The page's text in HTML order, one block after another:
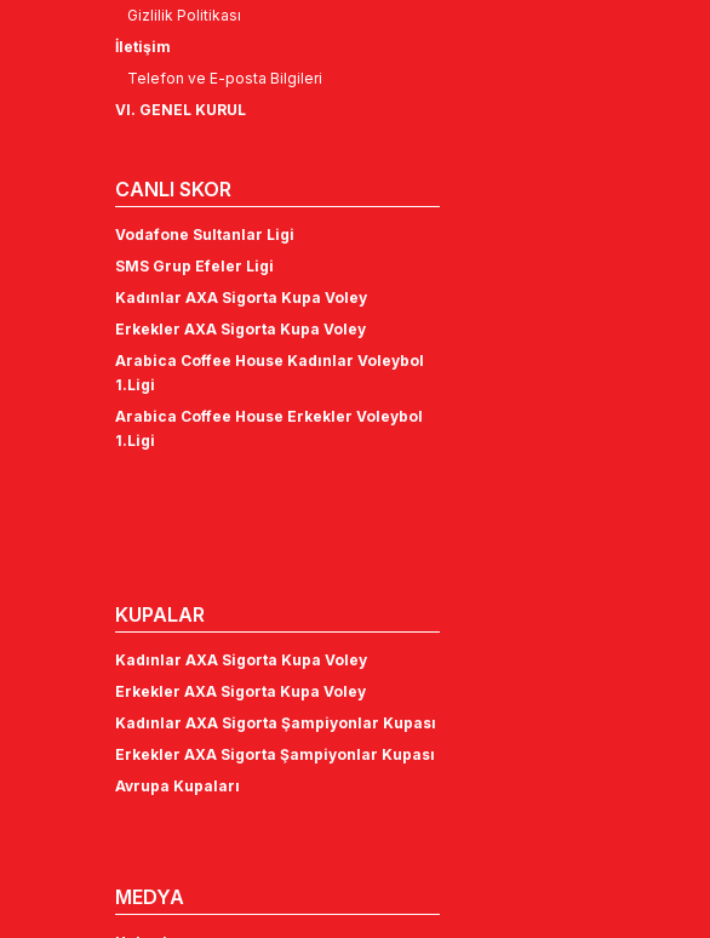
Gizlilik Politikası
İletişim
Telefon ve E-posta Bilgileri
VI. GENEL KURUL
CANLI SKOR
Vodafone Sultanlar Ligi
SMS Grup Efeler Ligi
Kadınlar AXA Sigorta Kupa Voley
Erkekler AXA Sigorta Kupa Voley
Arabica Coffee House Kadınlar Voleybol
1.Ligi
Arabica Coffee House Erkekler Voleybol
1.Ligi
KUPALAR
Kadınlar AXA Sigorta Kupa Voley
Erkekler AXA Sigorta Kupa Voley
Kadınlar AXA Sigorta Şampiyonlar Kupası
Erkekler AXA Sigorta Şampiyonlar Kupası
Avrupa Kupaları
MEDYA